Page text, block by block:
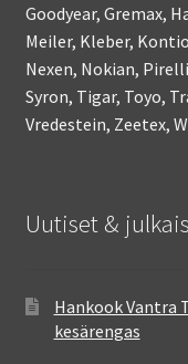
Goodyear, Gremax,
Meiler, Kleber,
Nexen, Nokian,
Syron, Tigar, Toyo,
Vredestein, Zeetex,
Uutiset &
Hankook Vantra
kesärengas